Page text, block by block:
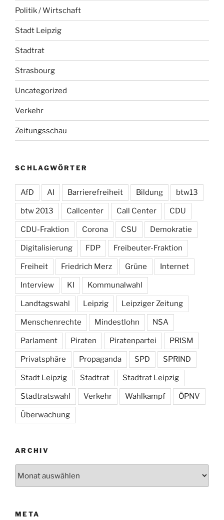
Politik / Wirtschaft
Stadt Leipzig
Stadtrat
Strasbourg
Uncategorized
Verkehr
Zeitungsschau
SCHLAGWÖRTER
AfD AI Barrierefreiheit Bildung btw13
btw 2013 Callcenter Call Center CDU
CDU-Fraktion Corona CSU Demokratie
Digitalisierung FDP Freibeuter-Fraktion
Freiheit Friedrich Merz Grüne Internet
Interview KI Kommunalwahl
Landtagswahl Leipzig Leipziger Zeitung
Menschenrechte Mindestlohn NSA
Parlament Piraten Piratenpartei PRISM
Privatsphäre Propaganda SPD SPRIND
Stadt Leipzig Stadtrat Stadtrat Leipzig
Stadtratswahl Verkehr Wahlkampf ÖPNV
Überwachung
ARCHIV
META